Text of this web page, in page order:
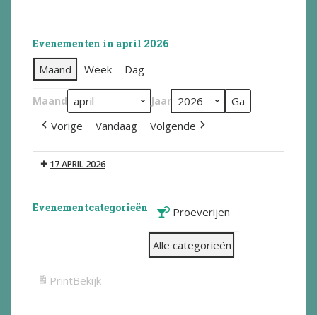
Evenementen in april 2026
Maand Week Dag
Maand Jaar
Vorige Vandaag Volgende
17 APRIL 2026
Evenementcategorieën Proeverijen
Alle categorieën
PrintBekijk